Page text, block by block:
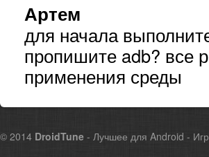
Артем
для начала
пропишите adb? все
применения среды
© 2014 DroidTune - Лучшее для Android -